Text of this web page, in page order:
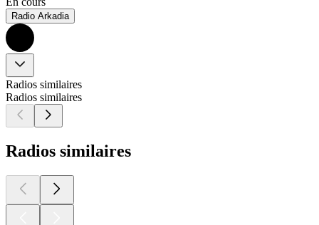
Radio Arkadia
Radios similaires
Radios similaires
Radios similaires